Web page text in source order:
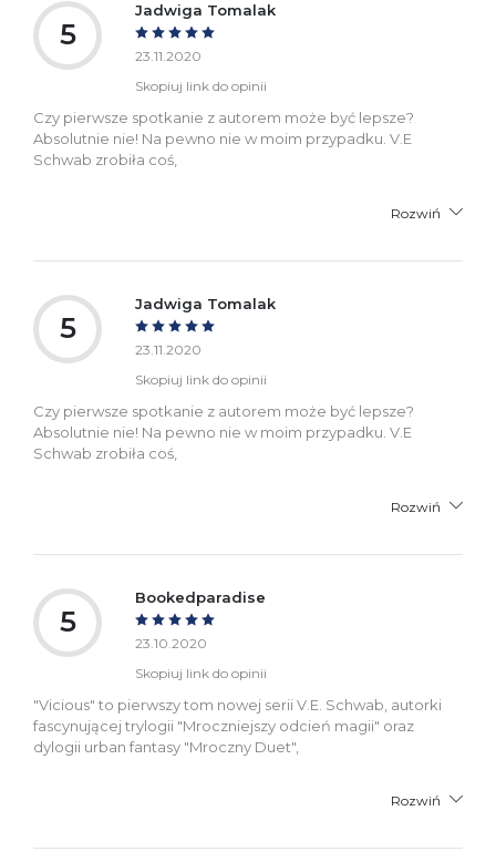
5
Jadwiga Tomalak
23.11.2020
Skopiuj link do opinii
Czy pierwsze spotkanie z autorem może być lepsze?
Absolutnie nie! Na pewno nie w moim przypadku. V.E
Schwab zrobiła coś,
Rozwiń
5
Jadwiga Tomalak
23.11.2020
Skopiuj link do opinii
Czy pierwsze spotkanie z autorem może być lepsze?
Absolutnie nie! Na pewno nie w moim przypadku. V.E
Schwab zrobiła coś,
Rozwiń
5
Bookedparadise
23.10.2020
Skopiuj link do opinii
"Vicious" to pierwszy tom nowej serii V.E. Schwab, autorki
fascynującej trylogii "Mroczniejszy odcień magii" oraz
dylogii urban fantasy "Mroczny Duet",
Rozwiń